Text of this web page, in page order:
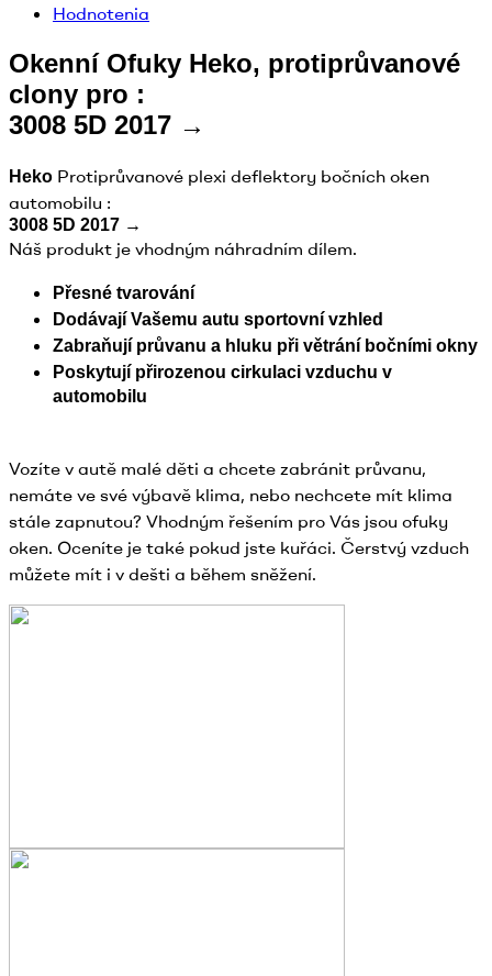
Hodnotenia
Okenní Ofuky Heko, protiprůvanové
clony pro :
3008 5D 2017 →
Heko Protiprůvanové plexi deflektory bočních oken
automobilu :
3008 5D 2017 →
Náš produkt je vhodným náhradním dílem.
Přesné tvarování
Dodávají Vašemu autu sportovní vzhled
Zabraňují průvanu a hluku při větrání bočními okny
Poskytují přirozenou cirkulaci vzduchu v
automobilu
Vozíte v autě malé děti a chcete zabránit průvanu,
nemáte ve své výbavě klima, nebo nechcete mít klima
stále zapnutou? Vhodným řešením pro Vás jsou ofuky
oken. Oceníte je také pokud jste kuřáci. Čerstvý vzduch
můžete mít i v dešti a během sněžení.